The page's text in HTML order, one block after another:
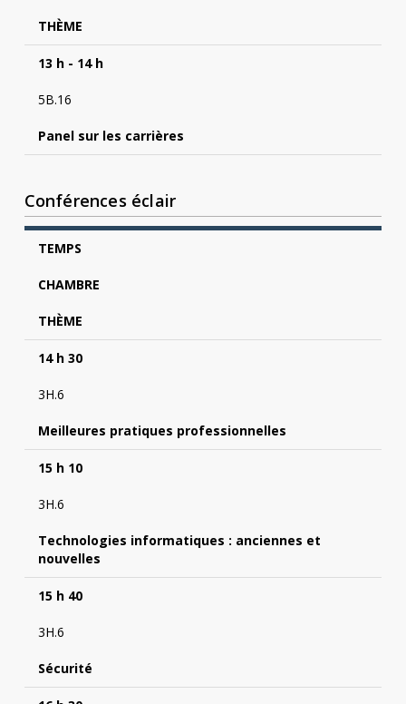
THÈME
13 h - 14 h
5B.16
Panel sur les carrières
Conférences éclair
TEMPS
CHAMBRE
THÈME
14 h 30
3H.6
Meilleures pratiques professionnelles
15 h 10
3H.6
Technologies informatiques : anciennes et
nouvelles
15 h 40
3H.6
Sécurité